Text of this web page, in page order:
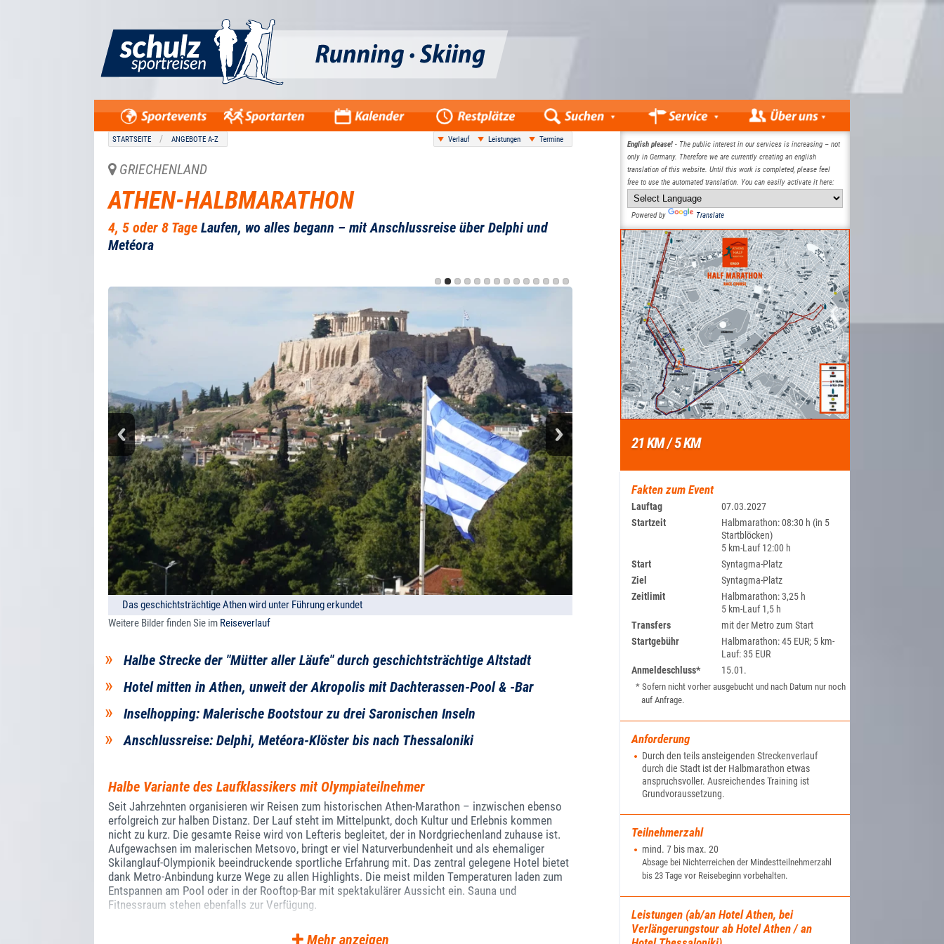
STARTSEITE ANGEBOTE A-Z Verlauf Leistungen Termine
GRIECHENLAND
ATHEN-HALBMARATHON
4, 5 oder 8 Tage Laufen, wo alles begann – mit Anschlussreise über Delphi und
Metéora
Das geschichtsträchtige Athen wird unter Führung erkundet
Weitere Bilder finden Sie im Reiseverlauf
Halbe Strecke der "Mütter aller Läufe" durch geschichtsträchtige Altstadt
Hotel mitten in Athen, unweit der Akropolis mit Dachterassen-Pool & -Bar
Inselhopping: Malerische Bootstour zu drei Saronischen Inseln
Anschlussreise: Delphi, Metéora-Klöster bis nach Thessaloniki
Halbe Variante des Laufklassikers mit Olympiateilnehmer
Seit Jahrzehnten organisieren wir Reisen zum historischen Athen-Marathon – inzwischen ebenso
erfolgreich zur halben Distanz. Der Lauf steht im Mittelpunkt, doch Kultur und Erlebnis kommen
nicht zu kurz. Die gesamte Reise wird von Lefteris begleitet, der in Nordgriechenland zuhause ist.
Aufgewachsen im malerischen Metsovo, bringt er viel Naturverbundenheit und als ehemaliger
Skilanglauf-Olympionik beeindruckende sportliche Erfahrung mit. Das zentral gelegene Hotel bietet
dank Metro-Anbindung kurze Wege zu allen Highlights. Die meist milden Temperaturen laden zum
Entspannen am Pool oder in der Rooftop-Bar mit spektakulärer Aussicht ein. Sauna und
Fitnessraum stehen ebenfalls zur Verfügung.
Mehr anzeigen
English please! - The public interest in our services is increasing – not
only in Germany. Therefore we are currently creating an english
translation of this website. Until this work is completed, please feel
free to use the automated translation. You can easily activate it here:
Powered by Translate
21 KM / 5 KM
Fakten zum Event
Lauftag
07.03.2027
Startzeit
Halbmarathon: 08:30 h (in 5
Startblöcken)
5 km-Lauf 12:00 h
Start
Syntagma-Platz
Ziel
Syntagma-Platz
Zeitlimit
Halbmarathon: 3,25 h
5 km-Lauf 1,5 h
Transfers
mit der Metro zum Start
Startgebühr
Halbmarathon: 45 EUR; 5 km-
Lauf: 35 EUR
Anmeldeschluss*
15.01.
* Sofern nicht vorher ausgebucht und nach Datum nur noch
auf Anfrage.
Anforderung
Durch den teils ansteigenden Streckenverlauf
durch die Stadt ist der Halbmarathon etwas
anspruchsvoller. Ausreichendes Training ist
Grundvoraussetzung.
Teilnehmerzahl
mind. 7 bis max. 20
Absage bei Nichterreichen der Mindestteilnehmerzahl
bis 23 Tage vor Reisebeginn vorbehalten.
Leistungen (ab/an Hotel Athen, bei
Verlängerungstour ab Hotel Athen / an